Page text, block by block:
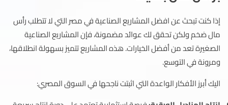
إذا كنت تبحث عن افضل المشاريع الصناعية في مصر التي لا تتطلب رأس
مال ضخم ولكن تحقق لك عوائد مضمونة، فإن المشاريع الصناعية
الصغيرة تعد من أفضل الخيارات. هذه المشاريع تتميز بسهولة انطلاقها،
ومرونة في التوسع.
اليك أبرز الأفكار الواعدة التي اثبتت ناجحها في السوق المصري: